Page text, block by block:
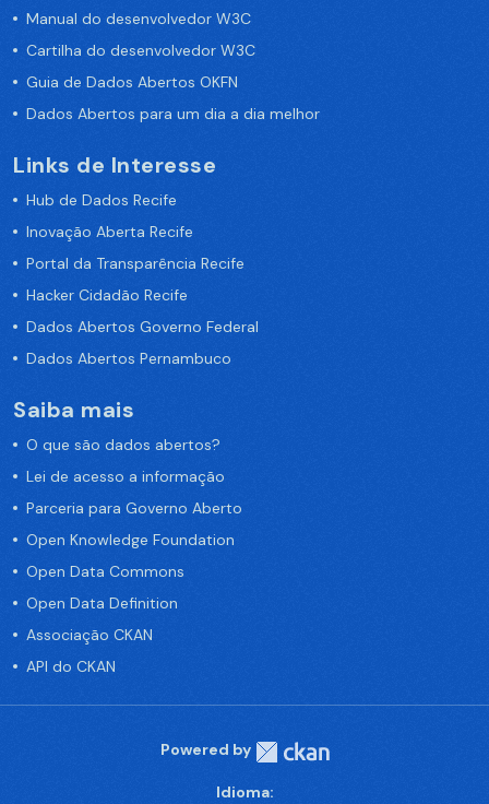
Manual do desenvolvedor W3C
Cartilha do desenvolvedor W3C
Guia de Dados Abertos OKFN
Dados Abertos para um dia a dia melhor
Links de Interesse
Hub de Dados Recife
Inovação Aberta Recife
Portal da Transparência Recife
Hacker Cidadão Recife
Dados Abertos Governo Federal
Dados Abertos Pernambuco
Saiba mais
O que são dados abertos?
Lei de acesso a informação
Parceria para Governo Aberto
Open Knowledge Foundation
Open Data Commons
Open Data Definition
Associação CKAN
API do CKAN
Powered by
Idioma